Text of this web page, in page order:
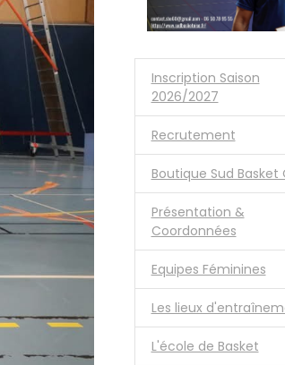
Inscription Saison
2026/2027
Recrutement
Boutique Sud Basket
Présentation &
Coordonnées
Equipes Féminines
Les lieux
L'école de Basket